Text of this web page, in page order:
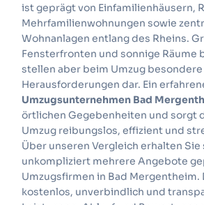
ist geprägt von Einfamilienhäusern,
Mehrfamilienwohnungen sowie
Wohnanlagen entlang des Rheins.
Fensterfronten und sonnige Räume
stellen aber beim Umzug besondere
Herausforderungen dar. Ein
Umzugsunternehmen Bad
örtlichen Gegebenheiten und sorgt
Umzug reibungslos, effizient und
Über unseren Vergleich erhalten Sie
unkompliziert mehrere Angebote
Umzugsfirmen in Bad Mergentheim.
kostenlos, unverbindlich und